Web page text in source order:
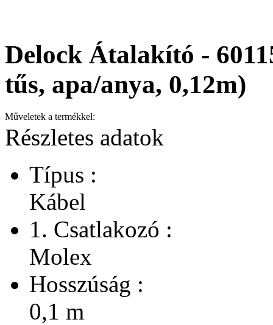
Delock Átalakító -
tűs, apa/anya, 0,12m)
Műveletek a termékkel:
Részletes adatok
Típus :
Kábel
1. Csatlakozó :
Molex
Hosszúság :
0,1 m